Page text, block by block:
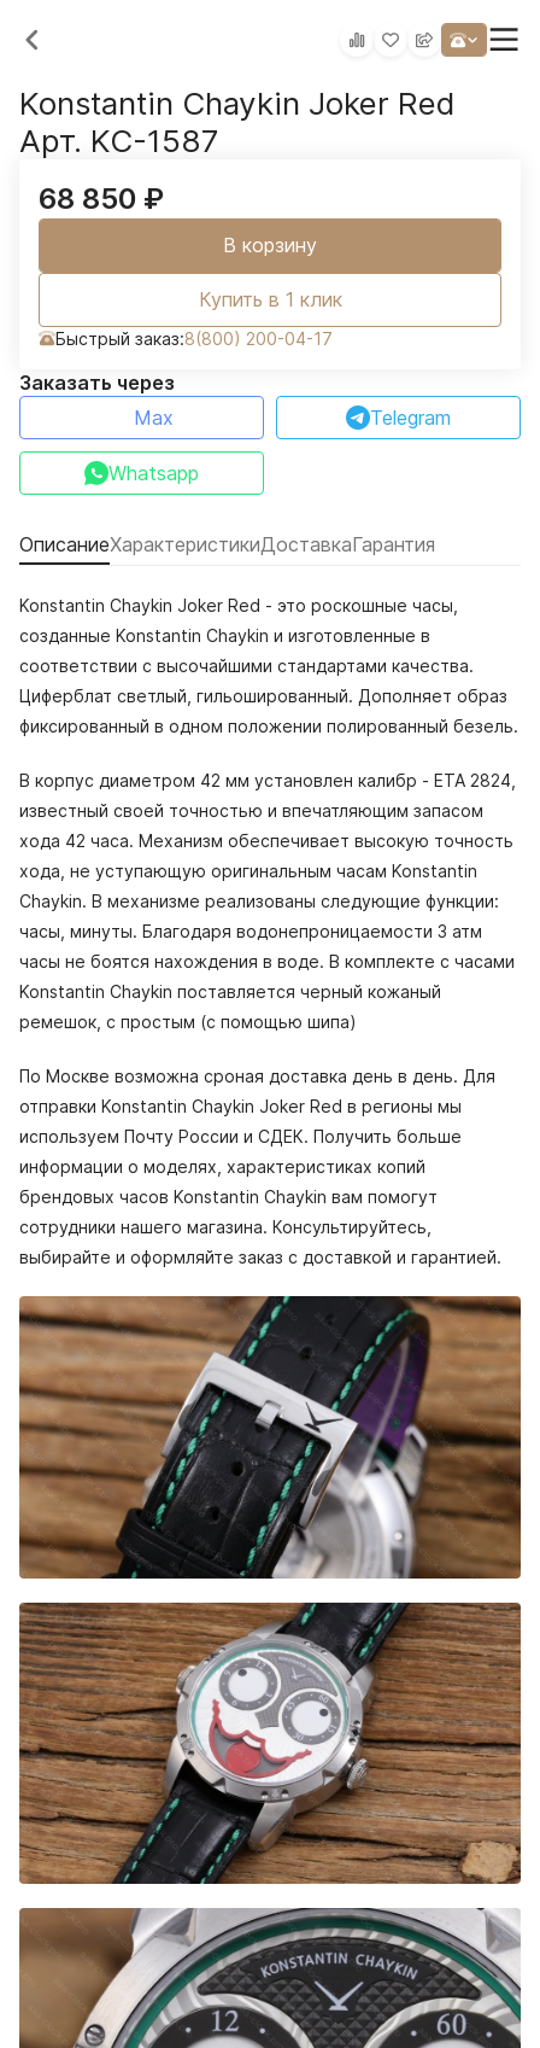
Konstantin Chaykin Joker Red
Арт. KC-1587
68 850 ₽
В корзину
Купить в 1 клик
Быстрый заказ:8(800) 200-04-17
Заказать через
Max
Telegram
Whatsapp
ОписаниеХарактеристикиДоставкаГарантия
Konstantin Chaykin Joker Red - это роскошные часы,
созданные Konstantin Chaykin и изготовленные в
соответствии с высочайшими стандартами качества.
Циферблат светлый, гильошированный. Дополняет образ
фиксированный в одном положении полированный безель.
В корпус диаметром 42 мм установлен калибр - ETA 2824,
известный своей точностью и впечатляющим запасом
хода 42 часа. Механизм обеспечивает высокую точность
хода, не уступающую оригинальным часам Konstantin
Chaykin. В механизме реализованы следующие функции:
часы, минуты. Благодаря водонепроницаемости 3 атм
часы не боятся нахождения в воде. В комплекте с часами
Konstantin Chaykin поставляется черный кожаный
ремешок, с простым (с помощью шипа)
По Москве возможна сроная доставка день в день. Для
отправки Konstantin Chaykin Joker Red в регионы мы
используем Почту России и СДЕК. Получить больше
информации о моделях, характеристиках копий
брендовых часов Konstantin Chaykin вам помогут
сотрудники нашего магазина. Консультируйтесь,
выбирайте и оформляйте заказ с доставкой и гарантией.